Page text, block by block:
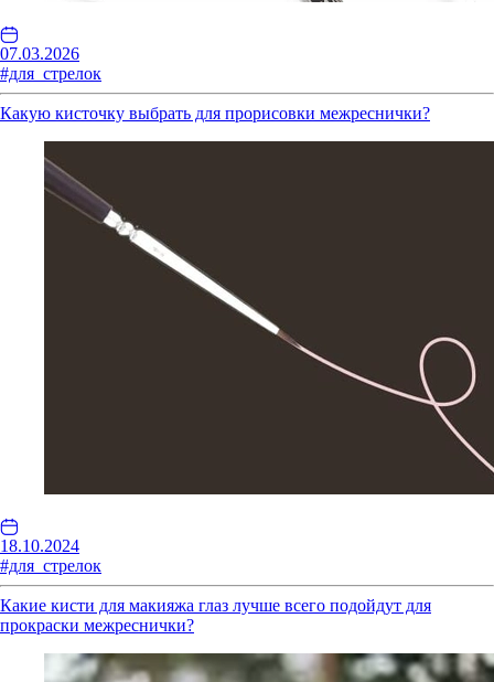
07.03.2026
#для_стрелок
Какую кисточку выбрать для прорисовки межреснички?
18.10.2024
#для_стрелок
Какие кисти для макияжа глаз лучше всего подойдут для
прокраски межреснички?